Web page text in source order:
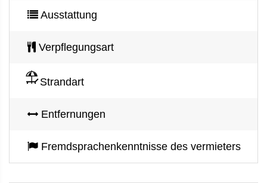
Ausstattung
Verpflegungsart
Strandart
Entfernungen
Fremdsprachenkenntnisse des vermieters